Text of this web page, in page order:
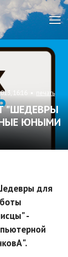
16:16 • печать
"ШЕДЕВРЫ
ЮНЫМИ
для
-